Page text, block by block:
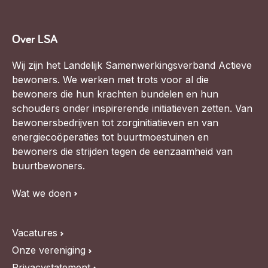
Weerbare gemeenschappen
ontmoetingsplekken >
Buurtenergie
Energiecollectieven, buurt vergroenen, SDG >
Meebeslissen
Uitdaagrecht, gemeenschapsfondsen, lokale democratie >
Lobbyen, invloed uitoefenen, maatschappelijke impact >
invoering omgevingswet, participatie,
gebiedsontwikkeling>
Over LSA
Wij zijn het Landelijk Samenwerkingsverband Actieve
bewoners. We werken met trots voor al die
bewoners die hun krachten bundelen en hun
schouders onder inspirerende initiatieven zetten. Van
bewonersbedrijven tot zorginitiatieven en van
energiecoöperaties tot buurtmoestuinen en
bewoners die strijden tegen de eenzaamheid van
buurtbewoners.
Wat we doen
Vacatures
Onze vereniging